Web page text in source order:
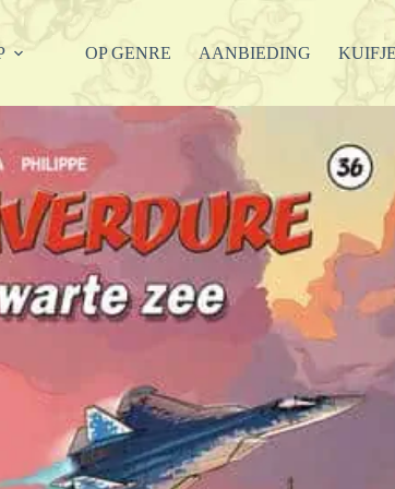
OP GENRE AANBIEDING